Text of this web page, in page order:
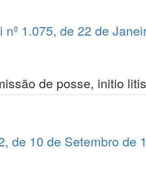
nº 1.075, de 22 de
de posse, initio
de 10 de Setembro de